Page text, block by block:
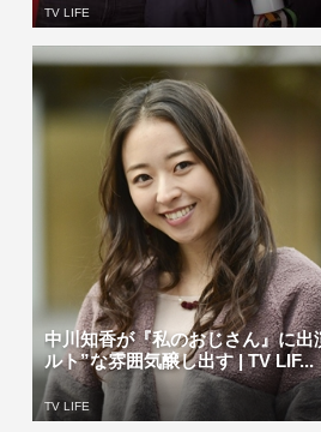
TV LIFE
中川知香が『私のおじさん』に出
ルト”な雰囲気醸し出す | TV LIF...
TV LIFE